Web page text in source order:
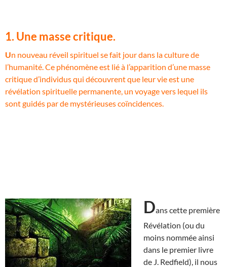
1. Une masse critique.
Un nouveau réveil spirituel se fait jour dans la culture de
l’humanité. Ce phénomène est lié à l’apparition d’une masse
critique d’individus qui découvrent que leur vie est une
révélation spirituelle permanente, un voyage vers lequel ils
sont guidés par de mystérieuses coïncidences.
Dans cette première
Révélation (ou du
moins nommée ainsi
dans le premier livre
de J. Redfield), il nous